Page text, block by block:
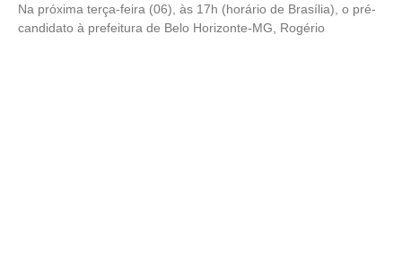
Na próxima terça-feira (06), às 17h (horário de Brasília), o pré-
candidato à prefeitura de Belo Horizonte-MG, Rogério